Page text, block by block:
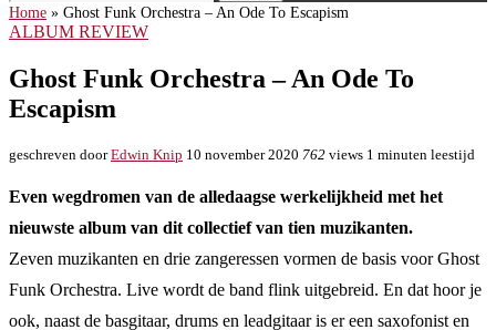
Home » Ghost Funk Orchestra – An Ode To Escapism
ALBUM REVIEW
Ghost Funk Orchestra – An Ode To
Escapism
geschreven doorEdwin Knip 10 november 2020 762 views 1 minuten leestijd
Even wegdromen van de alledaagse werkelijkheid met het
nieuwste album van dit collectief van tien muzikanten.
Zeven muzikanten en drie zangeressen vormen de basis voor Ghost
Funk Orchestra. Live wordt de band flink uitgebreid. En dat hoor je
ook, naast de basgitaar, drums en leadgitaar is er een saxofonist en